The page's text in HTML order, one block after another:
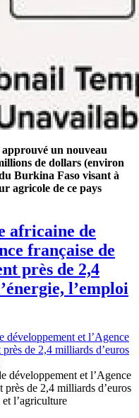
un nouveau
de dollars (environ
Burkina Faso visant à
agricole de ce pays
africaine de
française de
près de 2,4
l’emploi